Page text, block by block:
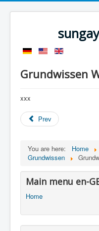
Grundwissen
xxx
Prev
You are here: Home
Grundwissen
Main menu en-
Home